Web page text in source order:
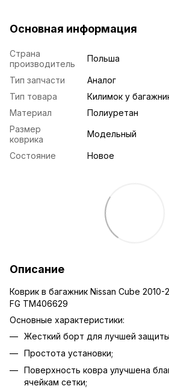
Основная информация
Страна
производитель
Польша
Тип запчасти
Аналог
Тип товара
Килимок у
Материал
Полиуретан
Размер
коврика
Модельный
Состояние Новое
Описание
Коврик в багажник Nissan Cube 2010-
FG TM406629
Основные характеристики:
Жесткий борт для лучшей
Простота установки;
Поверхность ковра улучшена
ячейкам сетки;